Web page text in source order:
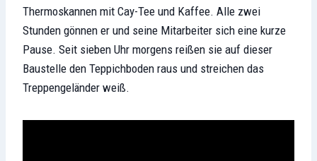
Thermoskannen mit Cay-Tee und Kaffee. Alle zwei
Stunden gönnen er und seine Mitarbeiter sich eine kurze
Pause. Seit sieben Uhr morgens reißen sie auf dieser
Baustelle den Teppichboden raus und streichen das
Treppengeländer weiß.